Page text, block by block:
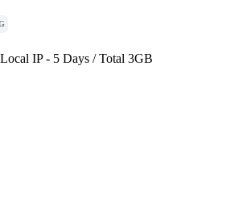
IP - 5 Days / Total 3GB